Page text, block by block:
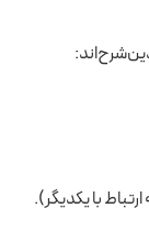
با یکدیگر).